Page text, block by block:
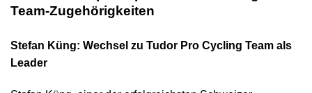
Team-Zugehörigkeiten
Stefan Küng: Wechsel zu Tudor Pro Cycling Team als
Leader